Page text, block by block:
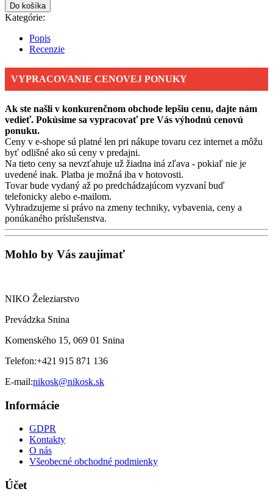
Do košíka
Kategórie:
Popis
Recenzie
VYPRACOVANIE CENOVEJ PONUKY
Ak ste našli v konkurenčnom obchode lepšiu cenu, dajte nám
vedieť. Pokúsime sa vypracovať pre Vás výhodnú cenovú
ponuku.
Ceny v e-shope sú platné len pri nákupe tovaru cez internet a môžu
byť odlišné ako sú ceny v predajni.
Na tieto ceny sa nevzťahuje už žiadna iná zľava - pokiaľ nie je
uvedené inak. Platba je možná iba v hotovosti.
Tovar bude vydaný až po predchádzajúcom vyzvaní buď
telefonicky alebo e-mailom.
Vyhradzujeme si právo na zmeny techniky, vybavenia, ceny a
ponúkaného príslušenstva.
Mohlo by Vás zaujímať
NIKO Železiarstvo
Prevádzka Snina
Komenského 15, 069 01 Snina
Telefon:+421 915 871 136
E-mail:nikosk@nikosk.sk
Informácie
GDPR
Kontakty
O nás
Všeobecné obchodné podmienky
Účet